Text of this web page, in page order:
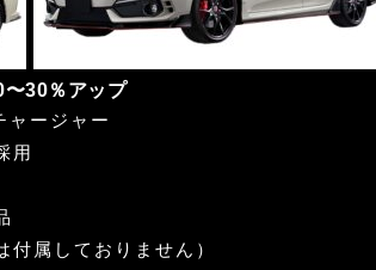
〜30％アップ
ャージャー
用
属しておりません）